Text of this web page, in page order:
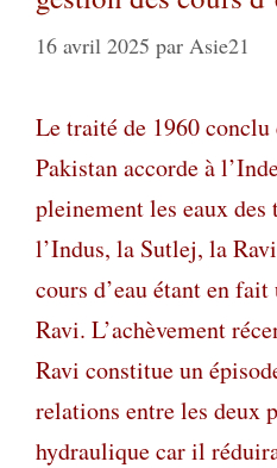
16 avril 2025 par Asie21
Le traité de 1960
Pakistan accorde à
pleinement les eaux
l’Indus, la Sutlej, la
cours d’eau étant en
Ravi. L’achèvement
Ravi constitue un
relations entre les deux
hydraulique car il